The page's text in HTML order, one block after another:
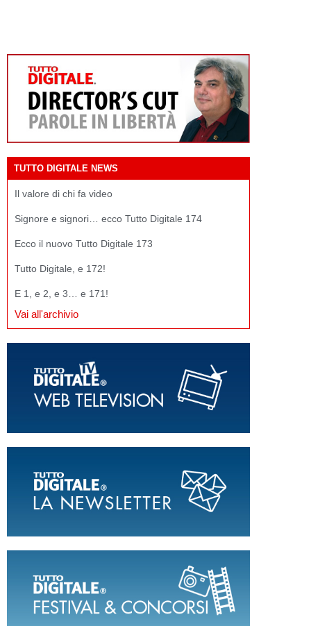
TUTTO DIGITALE NEWS
Il valore di chi fa video
Signore e signori… ecco Tutto Digitale 174
Ecco il nuovo Tutto Digitale 173
Tutto Digitale, e 172!
E 1, e 2, e 3… e 171!
Vai all'archivio